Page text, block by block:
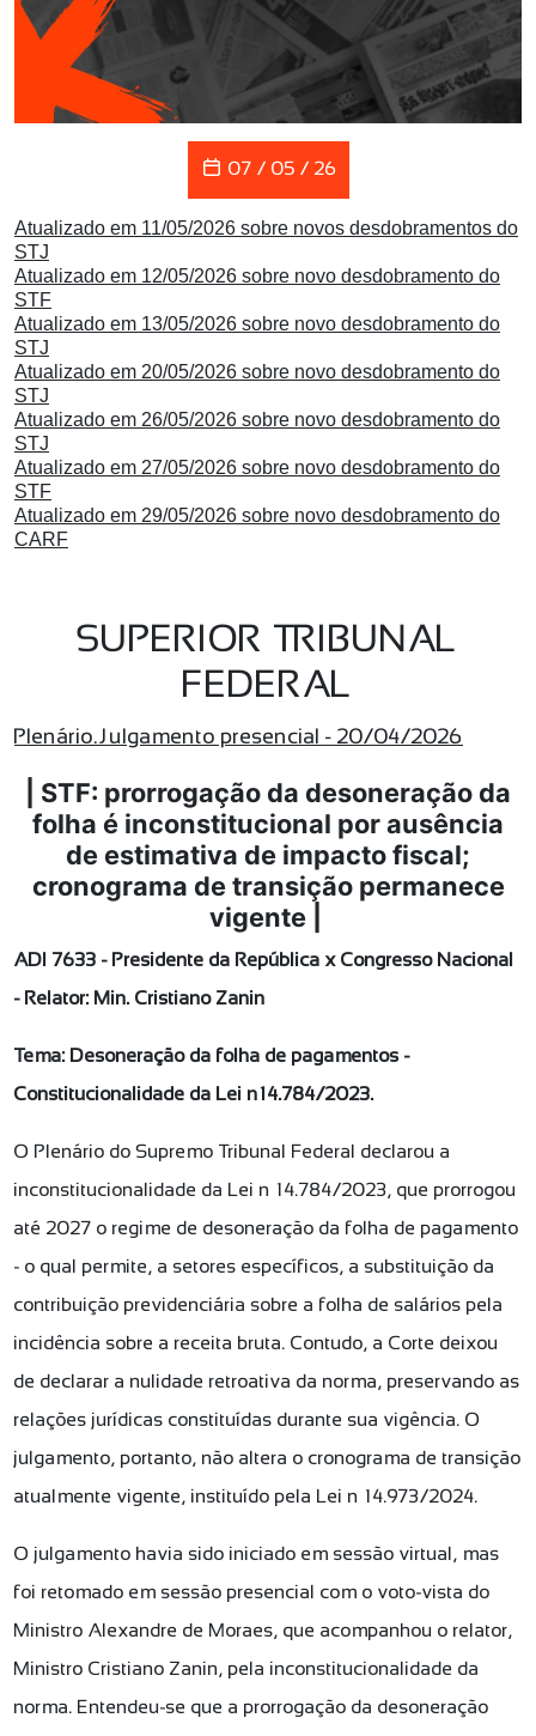
07 / 05 / 26
Atualizado em 11/05/2026 sobre novos desdobramentos do
STJ
Atualizado em 12/05/2026 sobre novo desdobramento do
STF
Atualizado em 13/05/2026 sobre novo desdobramento do
STJ
Atualizado em 20/05/2026 sobre novo desdobramento do
STJ
Atualizado em 26/05/2026 sobre novo desdobramento do
STJ
Atualizado em 27/05/2026 sobre novo desdobramento do
STF
Atualizado em 29/05/2026 sobre novo desdobramento do
CARF
SUPERIOR TRIBUNAL
FEDERAL
Plenário. Julgamento presencial - 20/04/2026
| STF: prorrogação da desoneração da
folha é inconstitucional por ausência
de estimativa de impacto fiscal;
cronograma de transição permanece
vigente |
ADI 7633 - Presidente da República x Congresso Nacional
- Relator: Min. Cristiano Zanin
Tema: Desoneração da folha de pagamentos -
Constitucionalidade da Lei nº14.784/2023.
O Plenário do Supremo Tribunal Federal declarou a
inconstitucionalidade da Lei nº 14.784/2023, que prorrogou
até 2027 o regime de desoneração da folha de pagamento
- o qual permite, a setores específicos, a substituição da
contribuição previdenciária sobre a folha de salários pela
incidência sobre a receita bruta. Contudo, a Corte deixou
de declarar a nulidade retroativa da norma, preservando as
relações jurídicas constituídas durante sua vigência. O
julgamento, portanto, não altera o cronograma de transição
atualmente vigente, instituído pela Lei nº 14.973/2024.
O julgamento havia sido iniciado em sessão virtual, mas
foi retomado em sessão presencial com o voto-vista do
Ministro Alexandre de Moraes, que acompanhou o relator,
Ministro Cristiano Zanin, pela inconstitucionalidade da
norma. Entendeu-se que a prorrogação da desoneração